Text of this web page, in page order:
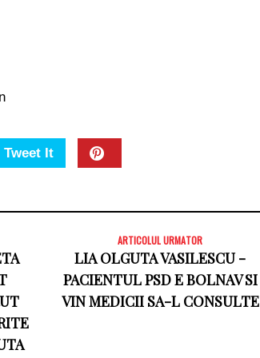
Tweet It
ARTICOLUL URMATOR
LIA OLGUTA VASILESCU -
PACIENTUL PSD E BOLNAV SI
VIN MEDICII SA-L CONSULTE